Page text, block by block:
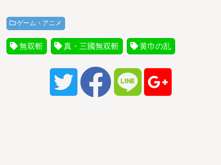
ゲーム・アニメ
無双斬 真・三國無双斬 黄巾の乱